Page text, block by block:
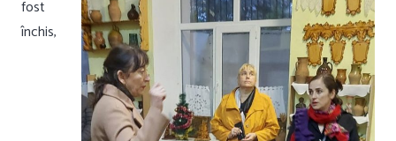
fost
închis,